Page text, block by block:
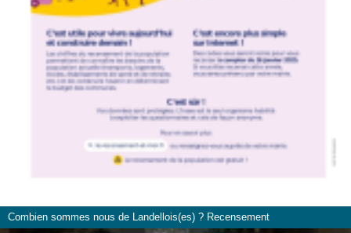
Combien sommes nous de Landellois(es) ? Recensement